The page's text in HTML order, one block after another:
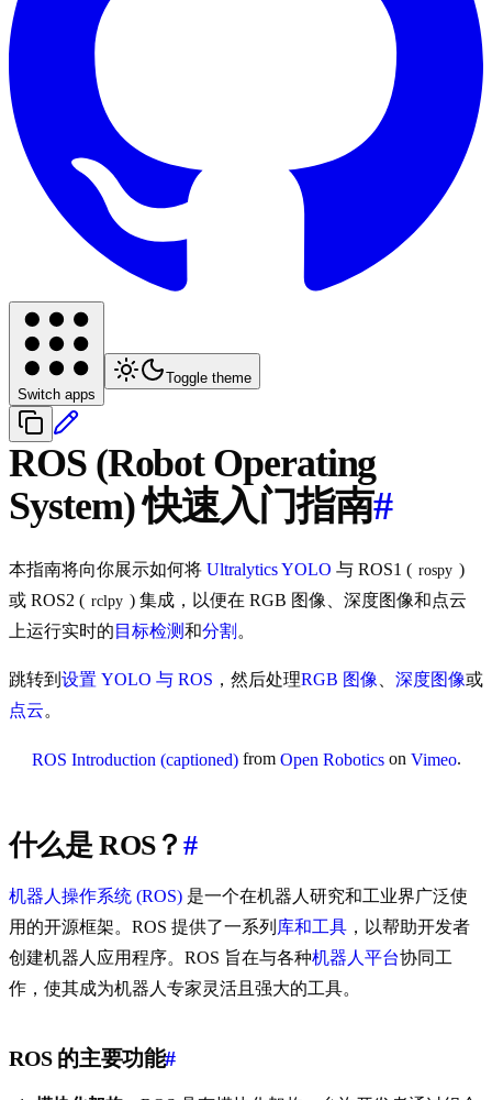
Switch apps
Toggle theme
ROS (Robot Operating
System) 快速入门指南#
本指南将向你展示如何将 Ultralytics YOLO 与 ROS1 ( rospy )
或 ROS2 ( rclpy ) 集成，以便在 RGB 图像、深度图像和点云
上运行实时的 目标检测和分割 。
跳转到 设置 YOLO 与 ROS ，然后处理RGB 图像 深度图像或
点云。
ROS Introduction (captioned)from Open Roboticson Vimeo.
什么是 ROS？ #
机器人操作系统 (ROS) 是一个在机器人研究和工业界广泛使
用的开源框架。ROS 提供了一系列 库和工具 ，以帮助开发者
创建机器人应用程序。ROS 旨在与各种机器人平台协同工
作，使其成为机器人专家灵活且强大的工具。
ROS 的主要功能#